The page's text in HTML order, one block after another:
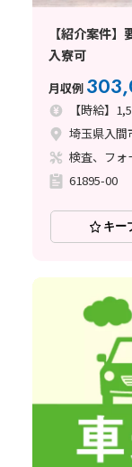
【紹介案件
入寮可
月収例
【時給】
埼玉県入間
検査、フォ
61895-00
キー